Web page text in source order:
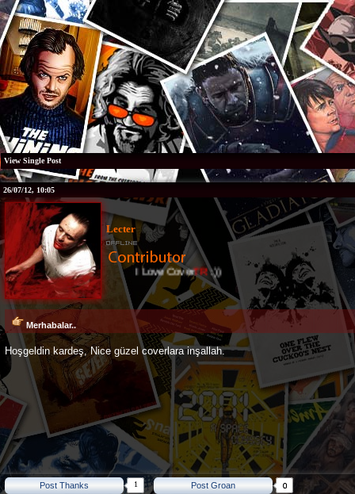
View Single Post
26/07/12, 10:05
Lecter
I Love CoverTR:))
Merhabalar..
Hoşgeldin kardeş, Nice güzel coverlara inşallah.
Post Thanks 1 Post Groan